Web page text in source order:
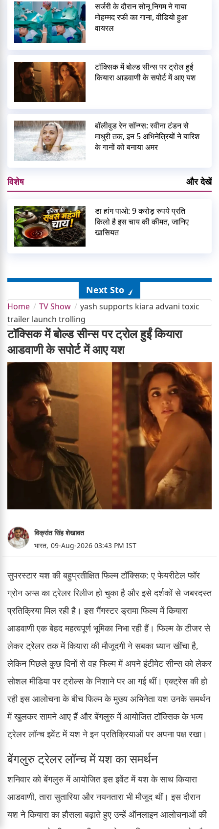
सर्जरी के दौरान सोनू निगम ने गाया
मोहम्मद रफी का गाना, वीडियो हुआ
वायरल
टॉक्सिक में बोल्ड सीन्स पर ट्रोल हुईं
कियारा आडवाणी के सपोर्ट में आए यश
बॉलीवुड रेन सॉन्ग्स: रवीना टंडन से
माधुरी तक, इन 5 अभिनेत्रियों ने बारिश
के गानों को बनाया अमर
विशेष और देखें
डा हांग पाओ: 9 करोड़ रुपये प्रति
किलो है इस चाय की कीमत, जानिए
खासियत
Next Story
Home TV Show
yash supports kiara advani toxic
trailer launch trolling
टॉक्सिक में बोल्ड सीन्स पर ट्रोल हुईं कियारा
आडवाणी के सपोर्ट में आए यश
विक्रांत सिंह शेखावत
भारत, 09-Aug-2026 03:43 PM IST
सुपरस्टार यश की बहुप्रतीक्षित फिल्म टॉक्सिक: ए फेयरीटेल फॉर
ग्रोन अप्स का ट्रेलर रिलीज हो चुका है और इसे दर्शकों से जबरदस्त
प्रतिक्रिया मिल रही है। इस गैंगस्टर ड्रामा फिल्म में कियारा
आडवाणी एक बेहद महत्वपूर्ण भूमिका निभा रही हैं। फिल्म के टीजर से
लेकर ट्रेलर तक में कियारा की मौजूदगी ने सबका ध्यान खींचा है,
लेकिन पिछले कुछ दिनों से वह फिल्म में अपने इंटीमेट सीन्स को लेकर
सोशल मीडिया पर ट्रोल्स के निशाने पर आ गई थीं। एक्ट्रेस की हो
रही इस आलोचना के बीच फिल्म के मुख्य अभिनेता यश उनके समर्थन
में खुलकर सामने आए हैं और बेंगलुरु में आयोजित टॉक्सिक के भव्य
ट्रेलर लॉन्च इवेंट में यश ने इन प्रतिक्रियाओं पर अपना पक्ष रखा।
बेंगलुरु ट्रेलर लॉन्च में यश का समर्थन
शनिवार को बेंगलुरु में आयोजित इस इवेंट में यश के साथ कियारा
आडवाणी, तारा सुतारिया और नयनतारा भी मौजूद थीं। इस दौरान
यश ने कियारा का हौसला बढ़ाते हुए उन्हें ऑनलाइन आलोचनाओं की